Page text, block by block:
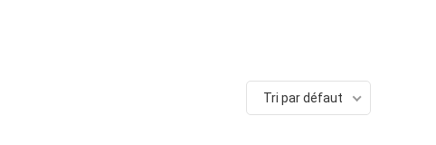
Tri par défaut